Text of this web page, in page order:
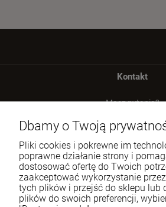
Kontakt
Masz pytania?
E-mail:
Pomoc
Dbamy o Twoją
Pliki cookies i pokrewne im
poprawne działanie strony i
dostosować ofertę do Twoich
zaakceptować wykorzystanie
tych plików i przejść do sklepu lub
plików do swoich preferencji,